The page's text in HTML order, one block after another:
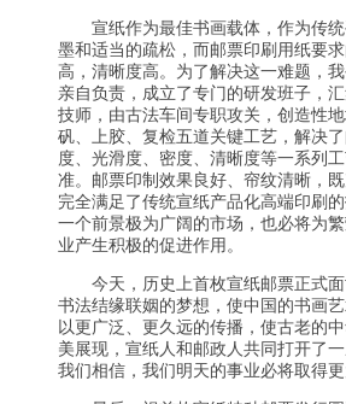
宣纸作为最佳书画载体，作为传统
墨和适当的疏松，而邮票印刷用纸要
高，清晰度高。为了解决这一难题，
亲自负责，成立了专门的研发班子，
技师，由古法车间专职攻关，创造性
矾、上胶、复检五道关键工艺，解决
度、光滑度、密度、清晰度等一系列
准。邮票印制效果良好、帘纹清晰，
完全满足了传统宣纸产品化高端印刷
一个前景极为广阔的市场，也必将为
业产生积极的促进作用。
今天，历史上首枚宣纸邮票正式面
书法结缘联姻的梦想，使中国的书画
以更广泛、更久远的传播，使古老的
美展现，宣纸人和邮政人共同打开了
我们相信，我们明天的事业必将取得更